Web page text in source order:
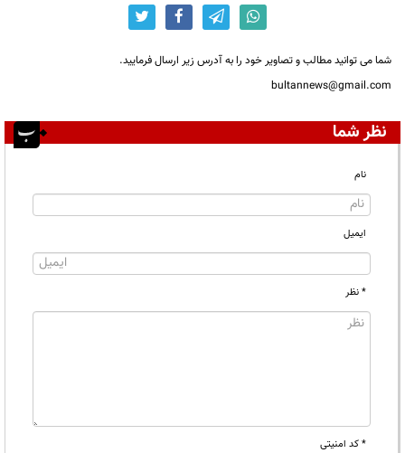
شما می توانید مطالب و تصاویر خود را به آدرس زیر ارسال فرمایید.
bultannews@gmail.com
نظر شما
نام
ایمیل
* نظر
* کد امنیتی